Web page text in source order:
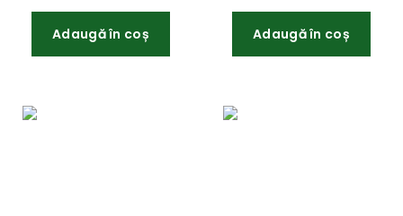
Adaugă în coș Adaugă în coș